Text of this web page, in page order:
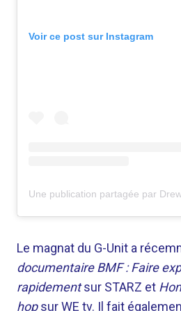
Voir ce post sur Instagram
Le magnat du G-Unit a
documentaire BMF : Faire
rapidementsur STARZ et
hopsur WE tv. Il fait